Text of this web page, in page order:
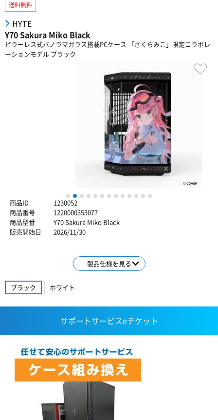
送料無料
HYTE
Y70 Sakura Miko Black
ピラーレス式パノラマガラス搭載PCケース 「さくらみこ」限定コラボレ
ーションモデル ブラック
1 2 3 4 5 6 7 8 9 10 11 12
商品ID
1230052
商品番号
1220000353077
商品型番
Y70 Sakura Miko Black
販売開始日
2026/11/30
製品仕様を見る
ブラック ホワイト
サポートサービスeチケット